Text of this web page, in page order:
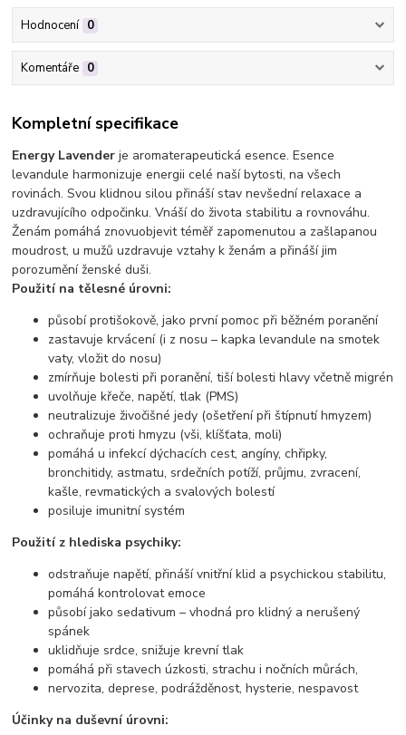
Hodnocení 0
Komentáře 0
Kompletní specifikace
Energy Lavender je aromaterapeutická esence. Esence
levandule harmonizuje energii celé naší bytosti, na všech
rovinách. Svou klidnou silou přináší stav nevšední relaxace a
uzdravujícího odpočinku. Vnáší do života stabilitu a rovnováhu.
Ženám pomáhá znovuobjevit téměř zapomenutou a zašlapanou
moudrost, u mužů uzdravuje vztahy k ženám a přináší jim
porozumění ženské duši.
Použití na tělesné úrovni:
působí protišokově, jako první pomoc při běžném poranění
zastavuje krvácení (i z nosu – kapka levandule na smotek
vaty, vložit do nosu)
zmírňuje bolesti při poranění, tiší bolesti hlavy včetně migrén
uvolňuje křeče, napětí, tlak (PMS)
neutralizuje živočišné jedy (ošetření při štípnutí hmyzem)
ochraňuje proti hmyzu (vši, klíšťata, moli)
pomáhá u infekcí dýchacích cest, angíny, chřipky,
bronchitidy, astmatu, srdečních potíží, průjmu, zvracení,
kašle, revmatických a svalových bolestí
posiluje imunitní systém
Použití z hlediska psychiky:
odstraňuje napětí, přináší vnitřní klid a psychickou stabilitu,
pomáhá kontrolovat emoce
působí jako sedativum – vhodná pro klidný a nerušený
spánek
uklidňuje srdce, snižuje krevní tlak
pomáhá při stavech úzkosti, strachu i nočních můrách,
nervozita, deprese, podrážděnost, hysterie, nespavost
Účinky na duševní úrovni: